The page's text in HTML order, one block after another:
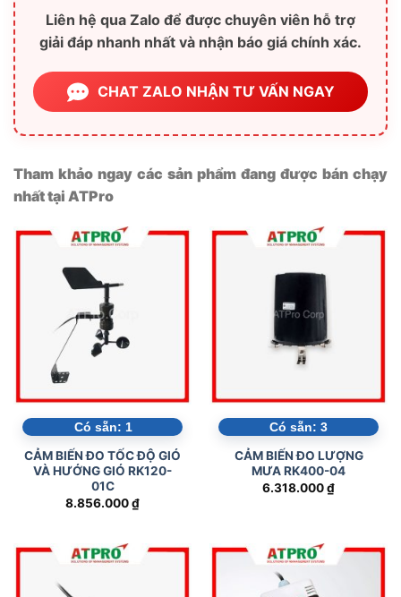
Liên hệ qua Zalo để được chuyên viên hỗ trợ
giải đáp nhanh nhất và nhận báo giá chính xác.
CHAT ZALO NHẬN TƯ VẤN NGAY
Tham khảo ngay các sản phẩm đang được bán chạy
nhất tại ATPro
Có sẵn: 1
CẢM BIẾN ĐO TỐC ĐỘ GIÓ
VÀ HƯỚNG GIÓ RK120-
01C
8.856.000₫
Có sẵn: 3
CẢM BIẾN ĐO LƯỢNG
MƯA RK400-04
6.318.000₫